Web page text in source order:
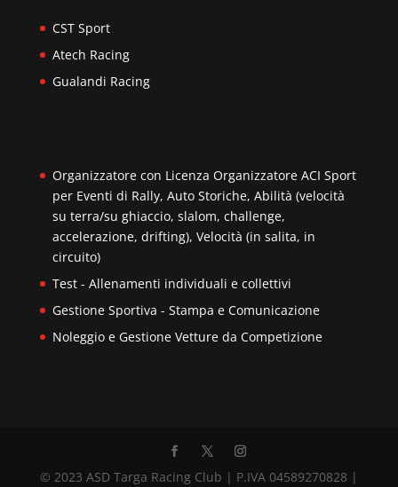
CST Sport
Atech Racing
Gualandi Racing
Organizzatore con Licenza Organizzatore ACI Sport
per Eventi di Rally, Auto Storiche, Abilità (velocità
su terra/su ghiaccio, slalom, challenge,
accelerazione, drifting), Velocità (in salita, in
circuito)
Test - Allenamenti individuali e collettivi
Gestione Sportiva - Stampa e Comunicazione
Noleggio e Gestione Vetture da Competizione
© 2023 ASD Targa Racing Club | P.IVA 04589270828 |